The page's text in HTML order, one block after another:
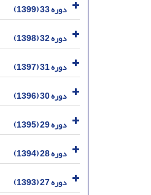
دوره 33 (1399)
دوره 32 (1398)
دوره 31 (1397)
دوره 30 (1396)
دوره 29 (1395)
دوره 28 (1394)
دوره 27 (1393)